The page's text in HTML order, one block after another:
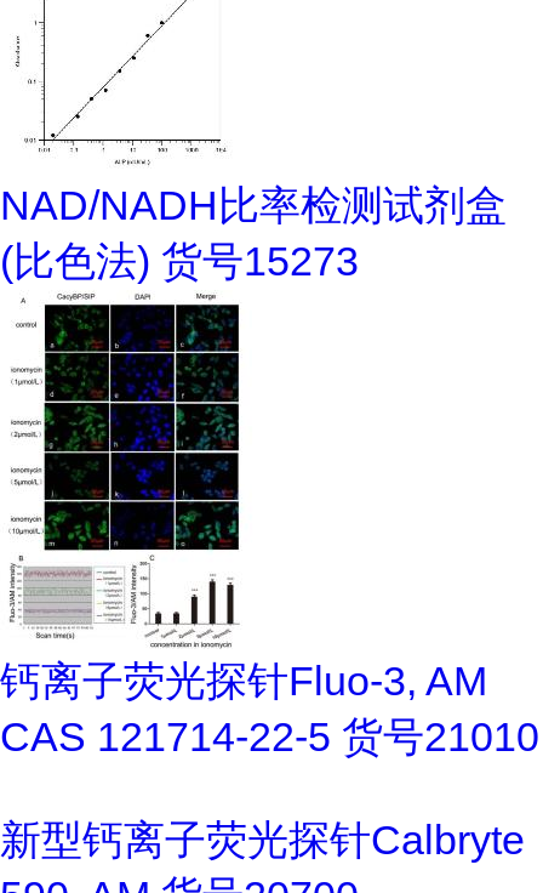
NAD/NADH比率检测试剂盒
(比色法) 货号15273
钙离子荧光探针Fluo-3, AM
CAS 121714-22-5 货号21010
新型钙离子荧光探针Calbryte